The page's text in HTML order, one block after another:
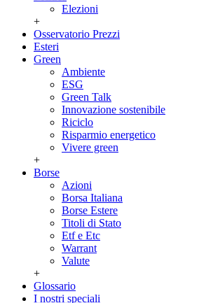
Elezioni
+
Osservatorio Prezzi
Esteri
Green
Ambiente
ESG
Green Talk
Innovazione sostenibile
Riciclo
Risparmio energetico
Vivere green
+
Borse
Azioni
Borsa Italiana
Borse Estere
Titoli di Stato
Etf e Etc
Warrant
Valute
+
Glossario
I nostri speciali